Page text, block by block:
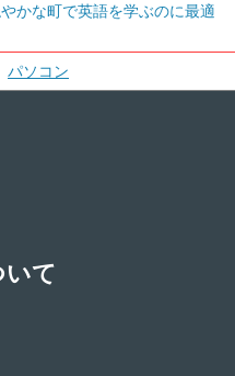
かな町で英語を学ぶのに最適
パソコン
て